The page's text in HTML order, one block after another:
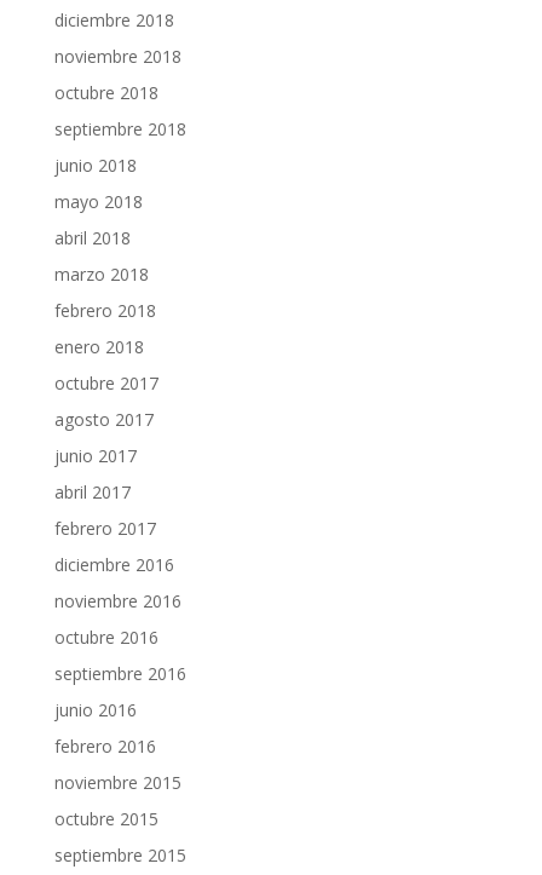
diciembre 2018
noviembre 2018
octubre 2018
septiembre 2018
junio 2018
mayo 2018
abril 2018
marzo 2018
febrero 2018
enero 2018
octubre 2017
agosto 2017
junio 2017
abril 2017
febrero 2017
diciembre 2016
noviembre 2016
octubre 2016
septiembre 2016
junio 2016
febrero 2016
noviembre 2015
octubre 2015
septiembre 2015